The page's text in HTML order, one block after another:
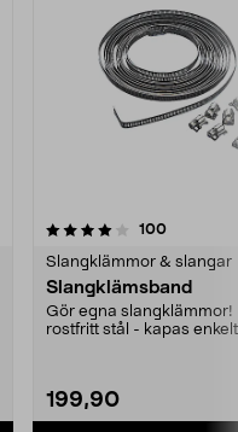
100
Slangklämmor & slangar
Slangklämsband
Gör egna slangklämmor!
rostfritt stål - kapas
199,90
4.5 av 5 stjärnor